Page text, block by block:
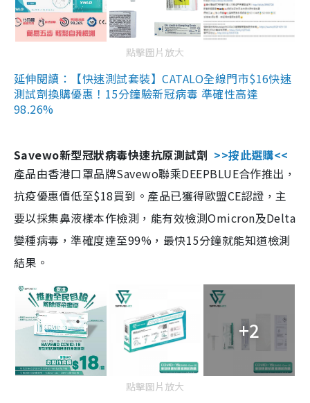
點擊圖片放大
延伸閱讀：【快速測試套裝】CATALO全線門市$16快速
測試劑換購優惠！15分鐘驗新冠病毒 準確性高達
98.26%
Savewo新型冠狀病毒快速抗原測試劑 >>按此選購<<
產品由香港口罩品牌Savewo聯乘DEEPBLUE合作推出，
抗疫優惠價低至$18買到。產品已獲得歐盟CE認證，主
要以採集鼻液樣本作檢測，能有效檢測Omicron及Delta
變種病毒，準確度達至99%，最快15分鐘就能知道檢測
結果。
+2
點擊圖片放大